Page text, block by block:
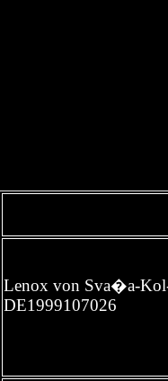
Lenox von Sva�a-
DE1999107026